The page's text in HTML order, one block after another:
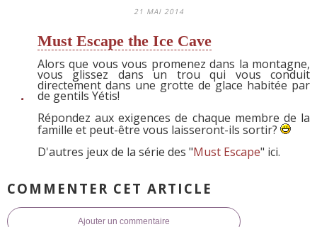
21 MAI 2014
Must Escape the Ice Cave
Alors que vous vous promenez dans la montagne,
vous glissez dans un trou qui vous conduit
directement dans une grotte de glace habitée par
de gentils Yétis!
Répondez aux exigences de chaque membre de la
famille et peut-être vous laisseront-ils sortir?
D'autres jeux de la série des "Must Escape" ici.
COMMENTER CET ARTICLE
Ajouter un commentaire